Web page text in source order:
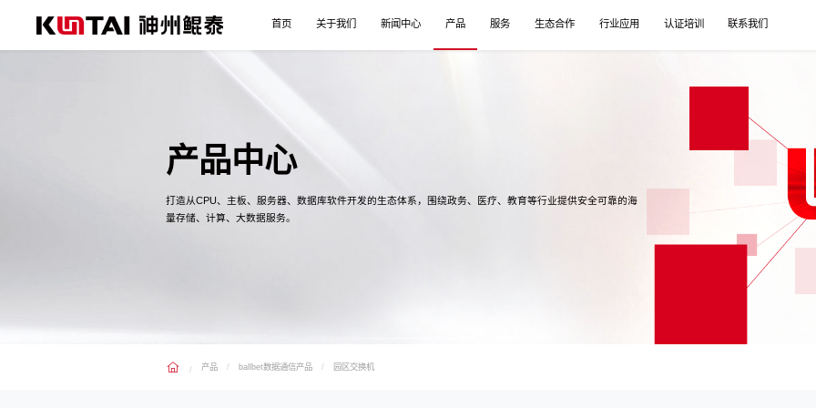
首页 关于我们 新闻中心 产品 服务 生态合作 行业应用 认证培训 联系我们
产品中心
打造从CPU、主板、服务器、数据库软件开发的生态体系，围绕政务、医疗、教育等行业提供安全可靠的海
量存储、计算、大数据服务。
产品 ballbet数据通信产品 园区交换机